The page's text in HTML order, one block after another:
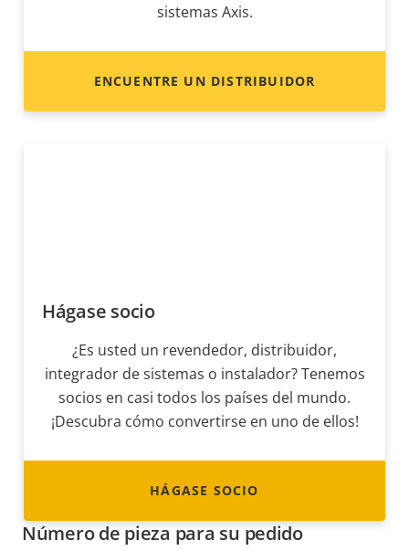
sistemas Axis.
ENCUENTRE UN DISTRIBUIDOR
Hágase socio
¿Es usted un revendedor, distribuidor,
integrador de sistemas o instalador? Tenemos
socios en casi todos los países del mundo.
¡Descubra cómo convertirse en uno de ellos!
HÁGASE SOCIO
Número de pieza para su pedido